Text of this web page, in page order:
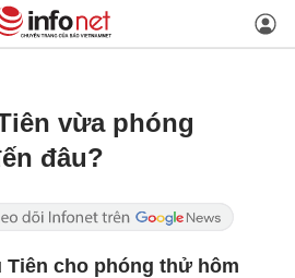
vừa phóng
đâu?
cho phóng thử hôm